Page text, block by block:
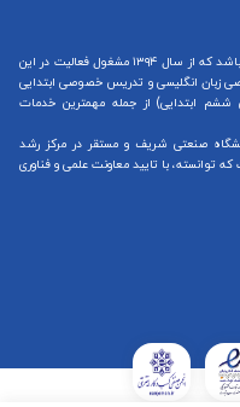
می باشد که از سال ۱۳۹۴ مشغول فعالیت در این
زبان انگلیسیو تدریس خصوصی ابتدایی
ابتدایی) از جمله مهمترین خدمات
صنعتی شریف و مستقر در مرکز رشد
با تایید معاونت علمی و فناوری